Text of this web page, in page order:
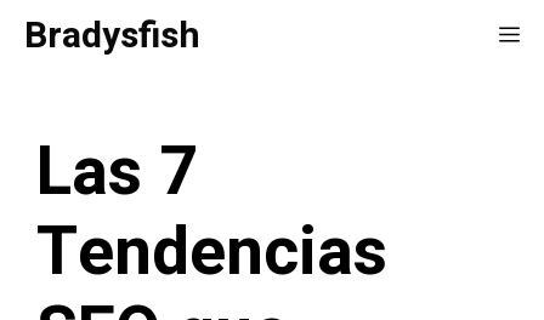
SaltarBradysfish
Las 7
Tendencias